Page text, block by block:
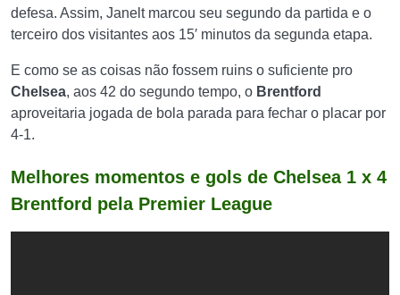
defesa. Assim, Janelt marcou seu segundo da partida e o
terceiro dos visitantes aos 15′ minutos da segunda etapa.
E como se as coisas não fossem ruins o suficiente pro
Chelsea, aos 42 do segundo tempo, o Brentford
aproveitaria jogada de bola parada para fechar o placar por
4-1.
Melhores momentos e gols de Chelsea 1 x 4
Brentford pela Premier League